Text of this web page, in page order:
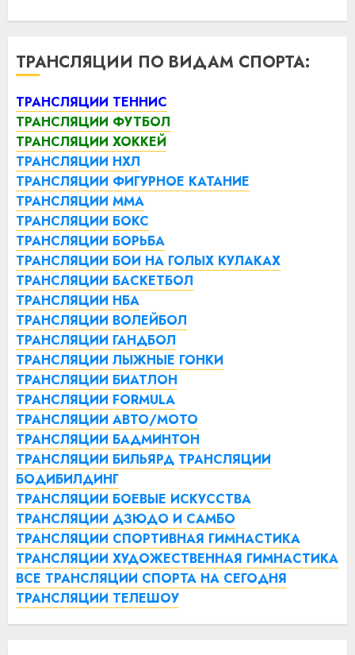
ТРАНСЛЯЦИИ ПО ВИДАМ СПОРТА:
ТРАНСЛЯЦИИ ТЕННИС
ТРАНСЛЯЦИИ ФУТБОЛ
ТРАНСЛЯЦИИ ХОККЕЙ
ТРАНСЛЯЦИИ НХЛ
ТРАНСЛЯЦИИ ФИГУРНОЕ КАТАНИЕ
ТРАНСЛЯЦИИ ММА
ТРАНСЛЯЦИИ БОКС
ТРАНСЛЯЦИИ БОРЬБА
ТРАНСЛЯЦИИ БОИ НА ГОЛЫХ КУЛАКАХ
ТРАНСЛЯЦИИ БАСКЕТБОЛ
ТРАНСЛЯЦИИ НБА
ТРАНСЛЯЦИИ ВОЛЕЙБОЛ
ТРАНСЛЯЦИИ ГАНДБОЛ
ТРАНСЛЯЦИИ ЛЫЖНЫЕ ГОНКИ
ТРАНСЛЯЦИИ БИАТЛОН
ТРАНСЛЯЦИИ FORMULA
ТРАНСЛЯЦИИ АВТО/МОТО
ТРАНСЛЯЦИИ БАДМИНТОН
ТРАНСЛЯЦИИ БИЛЬЯРД ТРАНСЛЯЦИИ
БОДИБИЛДИНГ
ТРАНСЛЯЦИИ БОЕВЫЕ ИСКУССТВА
ТРАНСЛЯЦИИ ДЗЮДО И САМБО
ТРАНСЛЯЦИИ СПОРТИВНАЯ ГИМНАСТИКА
ТРАНСЛЯЦИИ ХУДОЖЕСТВЕННАЯ ГИМНАСТИКА
ВСЕ ТРАНСЛЯЦИИ СПОРТА НА СЕГОДНЯ
ТРАНСЛЯЦИИ ТЕЛЕШОУ